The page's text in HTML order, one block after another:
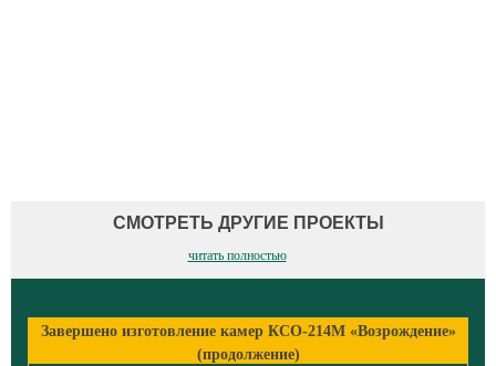
СМОТРЕТЬ ДРУГИЕ ПРОЕКТЫ
читать полностью
Завершено изготовление камер КСО-214М «Возрождение»
(продолжение)